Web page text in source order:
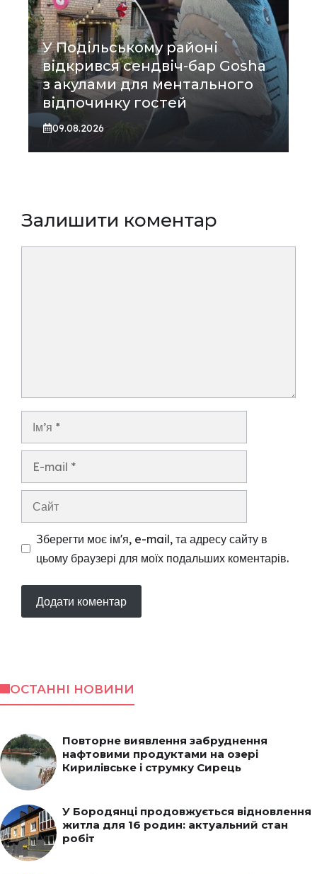
У Подільському районі
відкрився сендвіч-бар Gosha
з акулами для ментального
відпочинку гостей
09.08.2026
Залишити коментар
Зберегти моє ім'я, e-mail, та адресу сайту в
цьому браузері для моїх подальших коментарів.
ОСТАННІ НОВИНИ
Повторне виявлення забруднення
нафтовими продуктами на озері
Кирилівське і струмку Сирець
У Бородянці продовжується відновлення
житла для 16 родин: актуальний стан
робіт